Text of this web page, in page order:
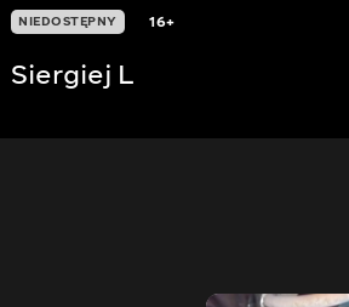
NIEDOSTĘPNY 16+
Siergiej L